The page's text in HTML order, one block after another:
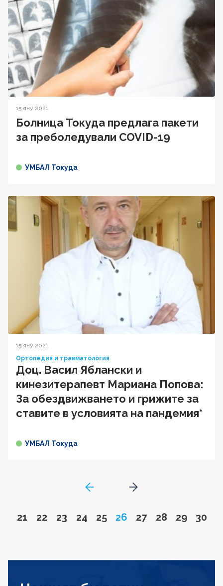
15 яну 2021
Болница Токуда предлага пакети
за преболедували COVID-19
УМБАЛ Токуда
15 яну 2021
Ортопедия и травматология
Доц. Васил Яблански и
кинезитерапевт Мариана Попова:
За обездвижването и грижите за
ставите в условията на пандемия*
УМБАЛ Токуда
GoToPreviousPage
Go to page
21 Go to page
22 Go to page
23 Go to page
24 Go to page
25 Page
26 Go to page
27 Go to page
28 Go to
29 Go
30
Go to next page